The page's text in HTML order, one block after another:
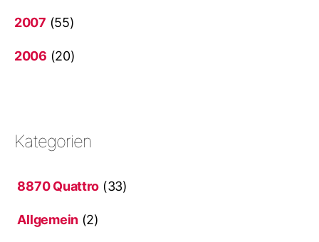
2007 (55)
2006 (20)
Kategorien
8870 Quattro (33)
Allgemein(2)